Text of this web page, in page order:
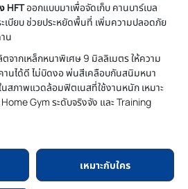
HFTออกแบบมาเพื่อจัดเก็บ คานบาร์เบล
เบียบ ช่วยประหยัดพื้นที่ เพิ่มความปลอดภัย
น
จากเหล็กหนาพิเศษ 9 มิลลิเมตร ให้ความ
นได้ดี ไม่บิดงอ พ่นสีเคลือบกันสนิมหนา
นสภาพแวดล้อมฟิตเนสที่ใช้งานหนัก เหมาะ
Gym ระดับจริงจัง และ Training
เหมาะกับใคร